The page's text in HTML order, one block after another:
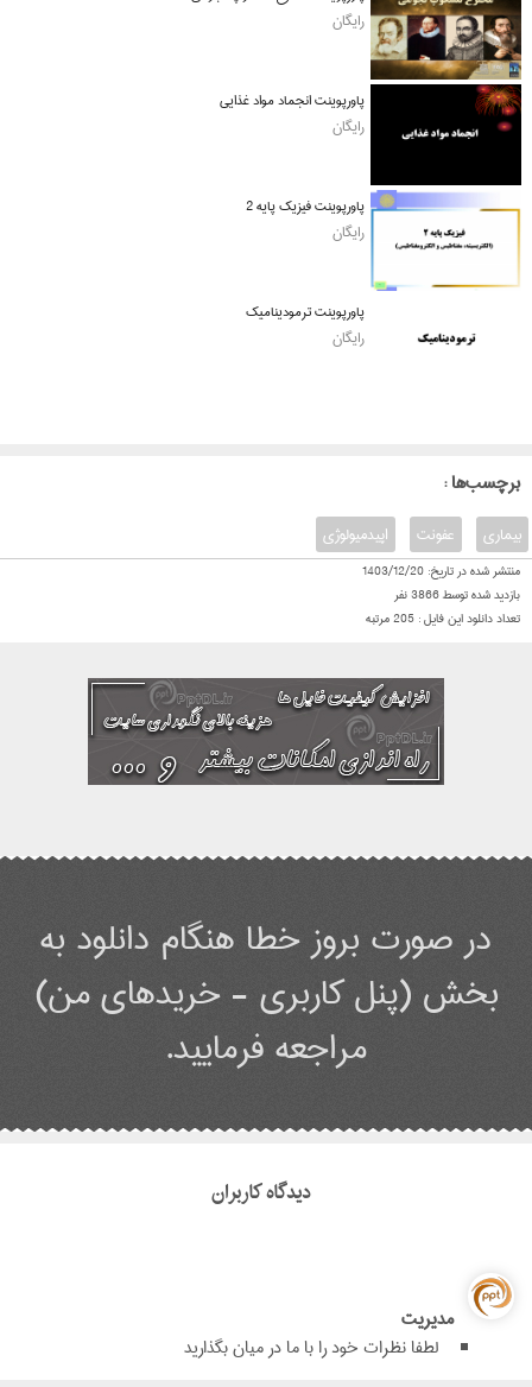
رایگان
پاورپوینت انجماد مواد غذایی
رایگان
پاورپوینت فیزیک پایه 2
رایگان
پاورپوینت ترمودینامیک
رایگان
: برچسب‌ها
اپیدمیولوژی عفونت بیماری
منتشر شده در تاریخ: 1403/12/20
بازدید شده توسط3866نفر
تعداد دانلود این فایل : 205مرتبه
در صورت بروز خطا هنگام دانلود به
بخش (پنل کاربری - خریدهای من)
مراجعه فرمایید.
دیدگاه کاربران
مدیریت
لطفا نظرات خود را با ما در میان بگذارید